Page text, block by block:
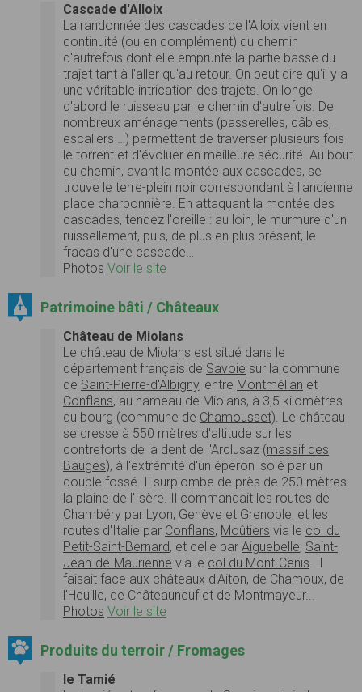
Cascade d'Alloix
La randonnée des cascades de l'Alloix vient en
continuité (ou en complément) du chemin
d'autrefois dont elle emprunte la partie basse du
trajet tant à l'aller qu'au retour. On peut dire qu'il y a
une véritable intrication des trajets. On longe
d'abord le ruisseau par le chemin d'autrefois. De
nombreux aménagements (passerelles, câbles,
escaliers …) permettent de traverser plusieurs fois
le torrent et d'évoluer en meilleure sécurité. Au bout
du chemin, avant la montée aux cascades, se
trouve le terre-plein noir correspondant à l'ancienne
place charbonnière. En attaquant la montée des
cascades, tendez l'oreille : au loin, le murmure d'un
ruissellement, puis, de plus en plus présent, le
fracas d'une cascade…
Photos Voir le site
Patrimoine bâti / Châteaux
Château de Miolans
Le château de Miolans est situé dans le
département français de Savoie sur la commune
de Saint-Pierre-d'Albigny, entre Montmélian et
Conflans, au hameau de Miolans, à 3,5 kilomètres
du bourg (commune de Chamousset). Le château
se dresse à 550 mètres d'altitude sur les
contreforts de la dent de l'Arclusaz (massif des
Bauges), à l'extrémité d'un éperon isolé par un
double fossé. Il surplombe de près de 250 mètres
la plaine de l'Isère. Il commandait les routes de
Chambéry par Lyon, Genève et Grenoble, et les
routes d'Italie par Conflans, Moûtiers via le col du
Petit-Saint-Bernard, et celle par Aiguebelle, Saint-
Jean-de-Maurienne via le col du Mont-Cenis . Il
faisait face aux châteaux d'Aiton, de Chamoux, de
l'Heuille, de Châteauneuf et de Montmayeur...
Photos Voir le site
Produits du terroir / Fromages
le Tamié